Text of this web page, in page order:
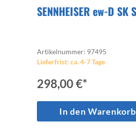
SENNHEISER ew-D SK
Artikelnummer: 97495
Lieferfrist: ca. 4-7 Tage
298,00 €*
In den Warenkorb